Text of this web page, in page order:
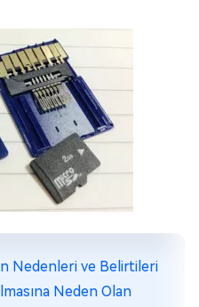
Nedenleri ve Belirtileri
Neden Olan